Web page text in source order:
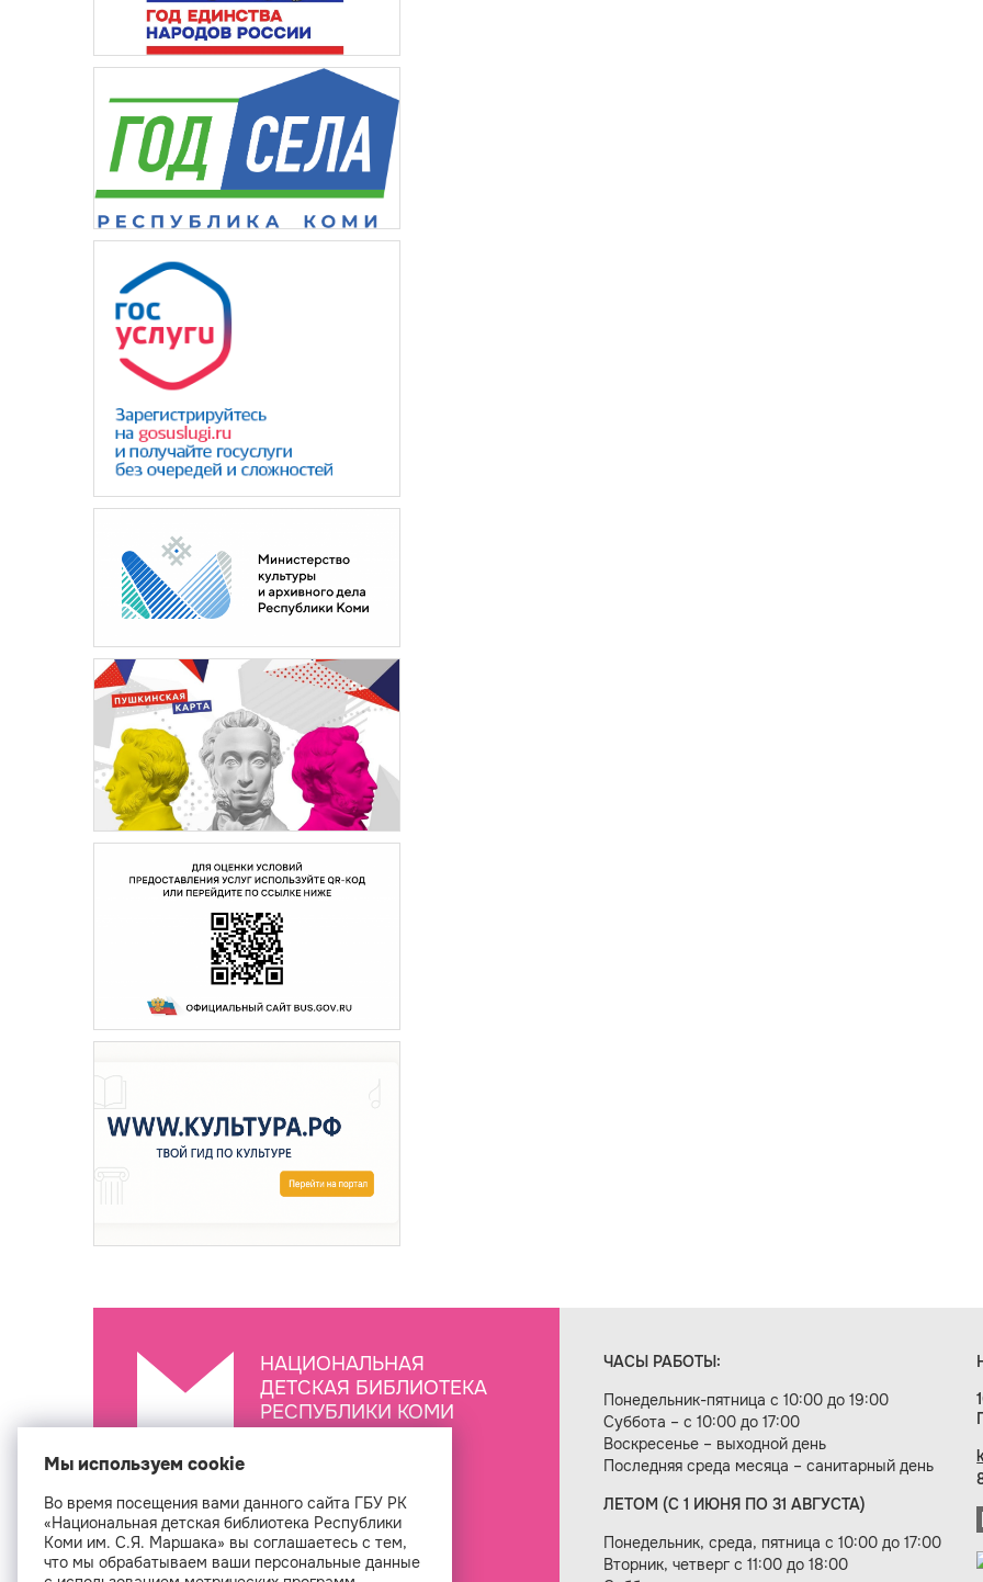
НАЦИОНАЛЬНАЯ
ДЕТСКАЯ БИБЛИОТЕКА
РЕСПУБЛИКИ КОМИ
ЧАСЫ РАБОТЫ:
Понедельник-пятница с 10:00 до 19:00
Суббота – с 10:00 до 17:00
Воскресенье – выходной день
Последняя среда месяца – санитарный день
ЛЕТОМ (С 1 ИЮНЯ ПО 31 АВГУСТА)
Понедельник, среда, пятница с 10:00 до 17:00
Вторник, четверг с 11:00 до 18:00
Создание сайта — веб-студия «Цифровой век»
Мы используем cookie
Во время посещения вами данного сайта ГБУ РК
«Национальная детская библиотека Республики
Коми им. С.Я. Маршака» вы соглашаетесь с тем,
что мы обрабатываем ваши персональные данные